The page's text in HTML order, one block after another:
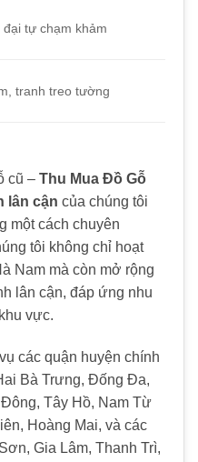
tự chạm khảm
tranh treo tường
cũ – Thu Mua Đồ Gỗ
lân cận của chúng tôi
một cách chuyên
tôi không chỉ hoạt
Nam mà còn mở rộng
lân cận, đáp ứng nhu
vực.
các quận huyện chính
Bà Trưng, Đống Đa,
Tây Hồ, Nam Từ
Hoàng Mai, và các
Gia Lâm, Thanh Trì,